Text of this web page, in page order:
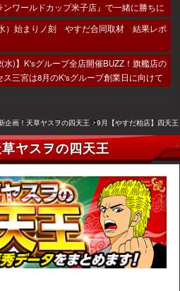
ンワールドカップ米子店』で一緒に勝ちに
か～！
）始まりノ刻 やすだ合同取材 結果レポ
水)】K'sグループ全店開催BUZZ！旗艦店の
ス三宮は8月のK'sグループ創業日に向けて
企画！天草ヤスヲの四天王 9月【やすだ柏店】四天王
ヤスヲの四天王